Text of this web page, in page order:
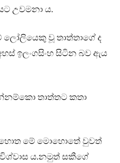
උවමනා ය.
වූ තාත්තාගේ ද
ඉලංගසිංහ සිටින බව ඇය
තාත්තට කතා
මේ මොහොතේ වුවත්
ය.නමුත් සකීගේ